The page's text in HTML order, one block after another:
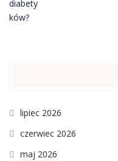
lipiec 2026
czerwiec 2026
maj 2026